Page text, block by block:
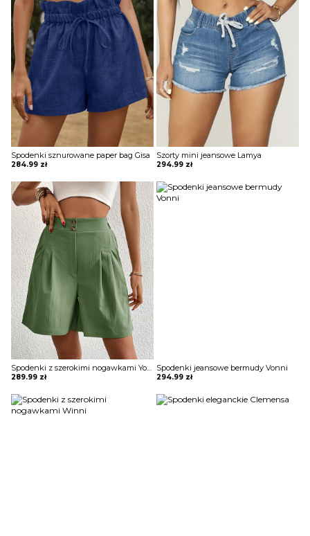
Spodenki sznurowane paper bag Gisa
284.99 zł
Szorty mini jeansowe Lamya
294.99 zł
Spodenki z szerokimi nogawkami Yosma
289.99 zł
Spodenki jeansowe bermudy Vonni
294.99 zł